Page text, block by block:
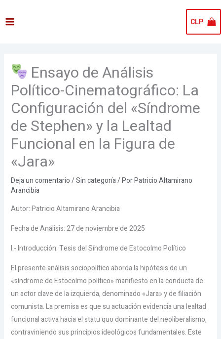
CLP
Ensayo de Análisis
Político-Cinematográfico: La
Configuración del «Síndrome
de Stephen» y la Lealtad
Funcional en la Figura de
«Jara»
Deja un comentario/Sin categoría/ PorPatricio Altamirano
Arancibia
Autor: Patricio Altamirano Arancibia
Fecha de Análisis: 27 de noviembre de 2025
I.- Introducción: Tesis del Síndrome de Estocolmo Político
El presente análisis sociopolítico aborda la hipótesis de un
«síndrome de Estocolmo político» manifiesto en la conducta de
un actor clave de la izquierda, denominado «Jara» y de filiación
comunista. La premisa es que su actuación evidencia una lealtad
funcional activa hacia el statu quo dominante del neoliberalismo,
contraviniendo sus principios ideológicos fundamentales. Este